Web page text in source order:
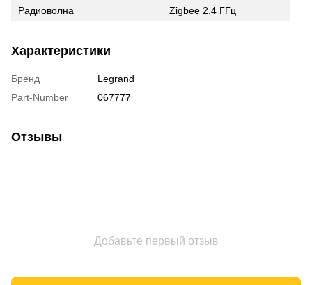
Радиоволна
Zigbee 2,4 ГГц
Характеристики
Бренд
Legrand
Part-Number
067777
Отзывы
Добавьте первый отзыв